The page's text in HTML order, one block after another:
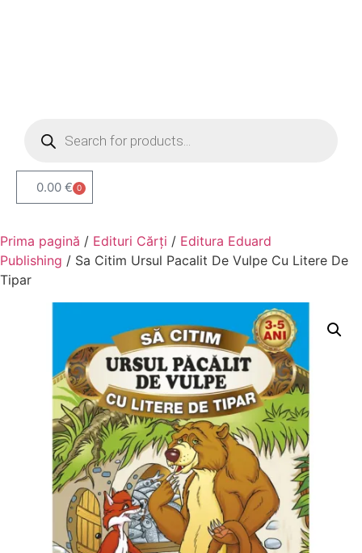
0.00 € 0
Prima pagină / Edituri Cărți / Editura Eduard
Publishing / Sa Citim Ursul Pacalit De Vulpe Cu Litere De
Tipar